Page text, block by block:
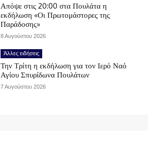
Απόψε στις 20:00 στα Πουλάτα η
εκδήλωση «Οι Πρωτομάστορες της
Παράδοσης»
8 Αυγούστου 2026
Άλλες ειδήσεις
Την Τρίτη η εκδήλωση για τον Ιερό Ναό
Αγίου Σπυρίδωνα Πουλάτων
7 Αυγούστου 2026